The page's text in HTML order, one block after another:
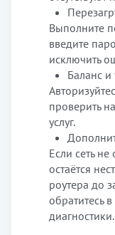
Выполните
введите
исключить
Баланс и
проверить
услуг.
Если сеть
остаётся
роутера до
обратитесь
диагностики.